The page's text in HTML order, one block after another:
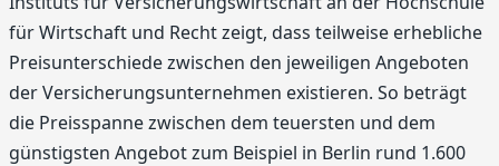
für Wirtschaft und Recht zeigt, dass teilweise erhebliche
Preisunterschiede zwischen den jeweiligen Angeboten
der Versicherungsunternehmen existieren. So beträgt
die Preisspanne zwischen dem teuersten und dem
günstigsten Angebot zum Beispiel in Berlin rund 1.600